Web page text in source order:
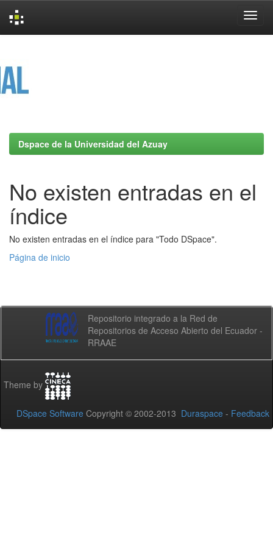
Dspace de la Universidad del Azuay
No existen entradas en el
índice
No existen entradas en el índice para "Todo DSpace".
Página de inicio
Repositorio integrado a la Red de
Repositorios de Acceso Abierto del Ecuador -
RRAAE
Theme by
DSpace Software Copyright © 2002-2013 Duraspace - Feedback